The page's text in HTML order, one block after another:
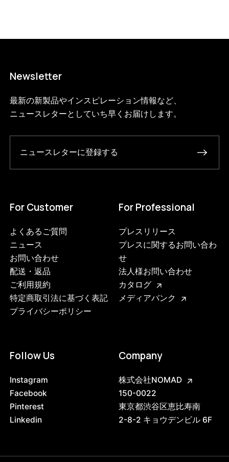
Newsletter
最新の新製品やインスピレーション情報など、
ニュースレターとしていち早くお届けします。
ニュースレターに登録する
For Customer
よくあるご質問
ニュース
お問い合わせ
配送・返品
ご利用規約
特定商取引法に基づく表記
プライバシーポリシー
For Professional
プレスリリース
プレスに関するお問い合わ
せ
法人様お問い合わせ
カタログ
メディアバンク
Follow Us
Instagram
Facebook
Pinterest
Linkedin
Company
株式会社NOMAD
150-0022
東京都渋谷区恵比寿南
2-8-2 キョウデンビル 6F